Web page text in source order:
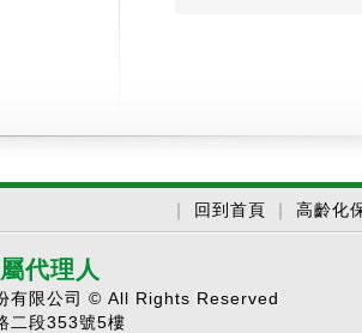
回到首頁 高齡化
代理人
有限公司 © All Rights Reserved
二段353號5樓